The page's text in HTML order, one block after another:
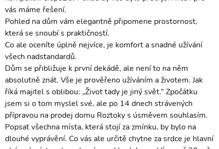
vás máme řešení.
Pohled na dům vám elegantně připomene prostornost,
která se snoubí s praktičností.
Co ale oceníte úplně nejvíce, je komfort a snadné užívání
všech nadstandardů.
Dům se přibližuje k první dekádě, ale není to na něm
absolutně znát. Vše je prověřeno užíváním a životem. Jak
říká majitel s oblibou: „Život tady je jiný svět.“ Zpočátku
jsem si o tom myslel své, ale po 14 dnech strávených
přípravou na prodej domu Roztoky s úsměvem souhlasím.
Popsat všechna místa, která stojí za zmínku, by bylo na
dlouhé vyprávění. Co vás ale určitě chytne za srdce je hlavní